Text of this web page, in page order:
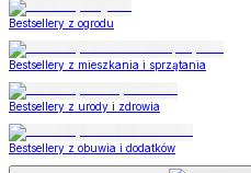
Bestsellery z ogrodu
Bestsellery z mieszkania i sprzątania
Bestsellery z urody i zdrowia
Bestsellery z obuwia i dodatków